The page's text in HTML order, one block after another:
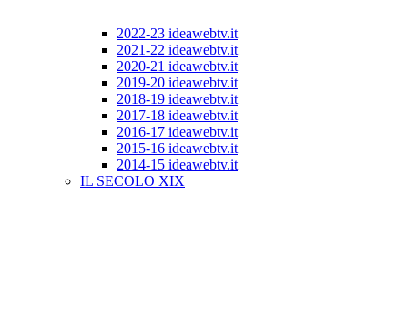
2022-23 ideawebtv.it
2021-22 ideawebtv.it
2020-21 ideawebtv.it
2019-20 ideawebtv.it
2018-19 ideawebtv.it
2017-18 ideawebtv.it
2016-17 ideawebtv.it
2015-16 ideawebtv.it
2014-15 ideawebtv.it
IL SECOLO XIX